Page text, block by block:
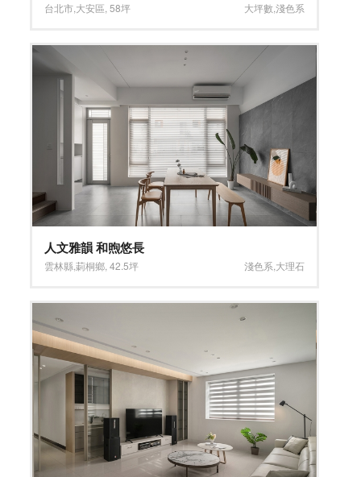
台北市 大安區 ,58坪 大坪數 淺色系
人文雅韻 和煦悠長
雲林縣,莿桐鄉 ,42.5坪 淺色系 大理石